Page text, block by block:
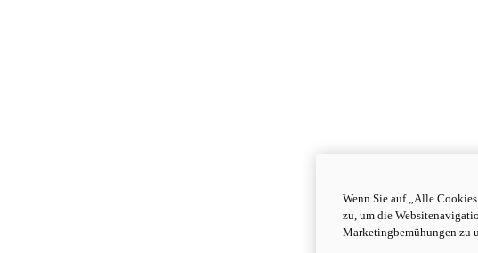
Wenn Sie auf „Alle
zu, um die
Marketingbemühungen zu